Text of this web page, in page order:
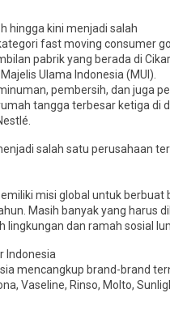
hingga kini menjadi salah
fast moving consumer
pabrik yang berada di
Ulama Indonesia (MUI).
pembersih, dan juga
tangga terbesar ketiga di
salah satu perusahaan
misi global untuk
Masih banyak yang harus
lingkungan dan ramah sosial
Indonesia
mencangkup brand-brand
Vaseline, Rinso, Molto,